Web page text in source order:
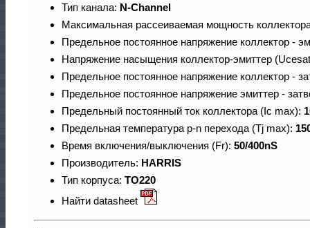
Тип канала: N-Channel
Максимальная рассеиваемая мощность
Предельное постоянное напряжение коллектор -
Напряжение насыщения коллектор-эмиттер
Предельное постоянное напряжение коллектор -
Предельное постоянное напряжение эмиттер -
Предельный постоянный ток коллектора (Ic max):
Предельная температура p-n перехода (Tj max):
Время включения/выключения (Fr): 50/400nS
Производитель: HARRIS
Тип корпуса: TO220
Найти datasheet